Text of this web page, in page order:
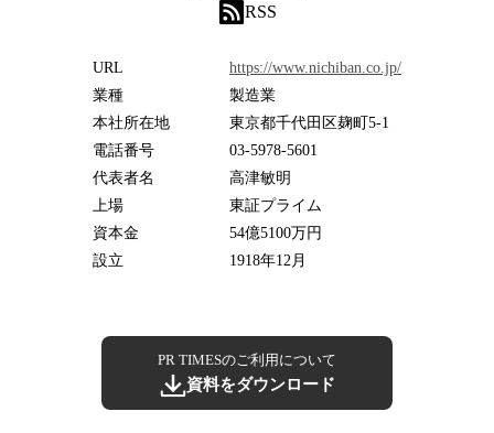
RSS
URL
https://www.nichiban.co.jp/
業種
製造業
本社所在地
東京都千代田区麹町5-1
電話番号
03-5978-5601
代表者名
高津敏明
上場
東証プライム
資本金
54億5100万円
設立
1918年12月
PR TIMESのご利用について
資料をダウンロード